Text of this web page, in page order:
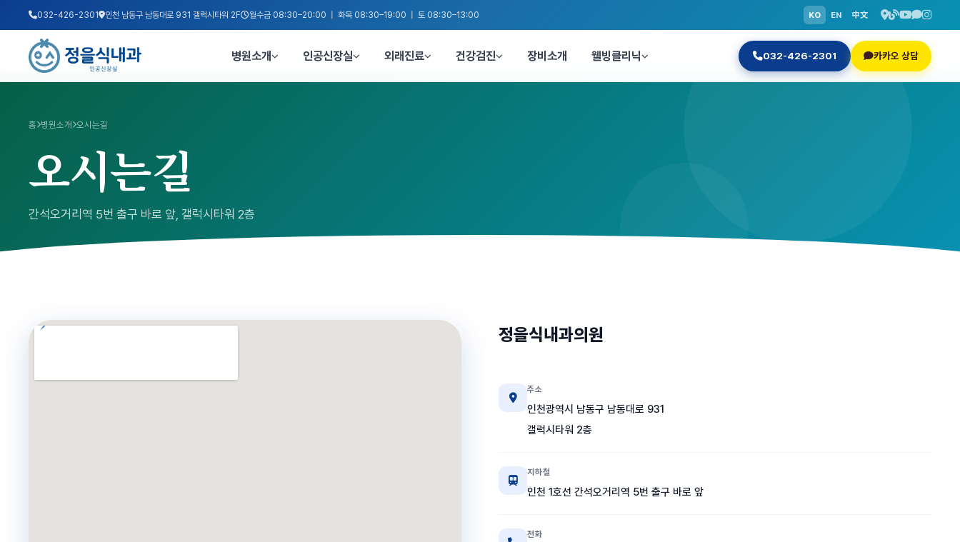
032-426-2301 인천 남동구 남동대로 931 갤럭시타워 2F 월수금 08:30–20:00 | 화목 08:30–19:00 | 토 08:30–13:00 KO EN 中文
병원소개 인공신장실 외래진료 건강검진 장비소개 웰빙클리닉 032-426-2301 카카오 상담
홈 병원소개 오시는길
오시는길
간석오거리역 5번 출구 바로 앞, 갤럭시타워 2층
정을식내과의원
주소
인천광역시 남동구 남동대로 931
갤럭시타워 2층
지하철
인천 1호선 간석오거리역 5번 출구 바로 앞
전화